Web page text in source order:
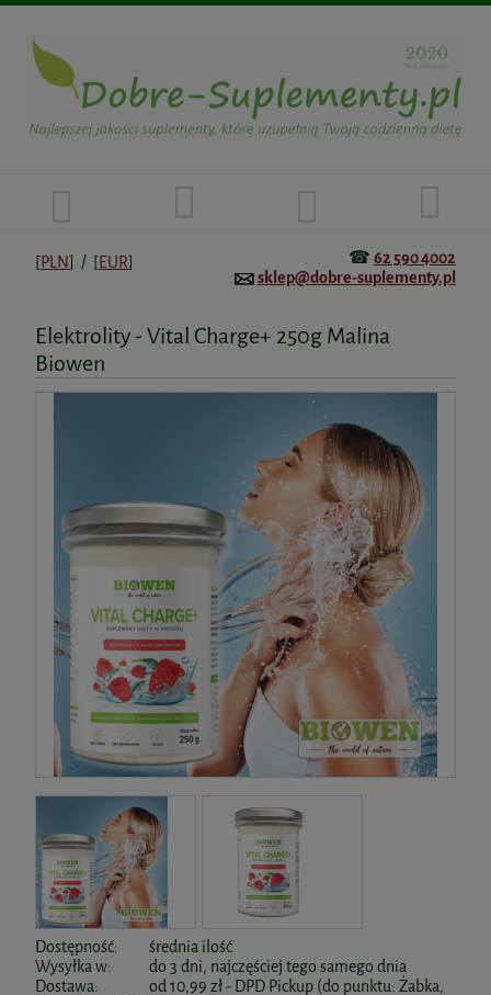
[PLN] / [EUR] ☎ 62 590 4002
sklep@dobre-suplementy.pl
Elektrolity - Vital Charge+ 250g Malina
Biowen
Dostępność:
średnia ilość
Wysyłka w:
do 3 dni, najczęściej tego samego dnia
Dostawa:
od 10,99 zł- DPD Pickup (do punktu: Żabka,